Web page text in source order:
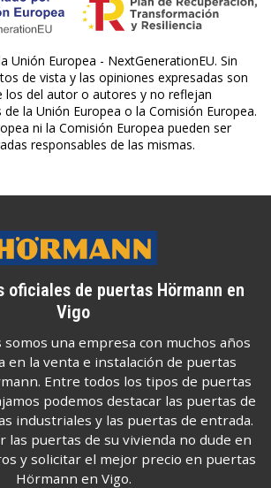
Unión Europea - NextGenerationEU. Sin
de vista y las opiniones expresadas son
los del autor o autores y no reflejan
la Unión Europea o la Comisión Europea.
ni la Comisión Europea pueden ser
responsables de las mismas.
oficiales de puertas Hörmann en
Vigo
somos una empresa con muchos años
en la venta e instalación de puertas
Entre todos los tipos de puertas
podemos destacar las puertas de
industriales y las puertas de entrada.
las puertas de su vivienda no dude en
y solicitar el mejor precio en puertas
Hörmann en Vigo.